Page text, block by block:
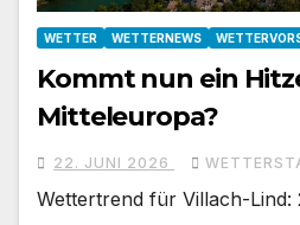
WETTER WETTERNEWS
Kommt nun ein
Mitteleuropa?
22. JUNI 2026
Wettertrend für Villach-Lind: